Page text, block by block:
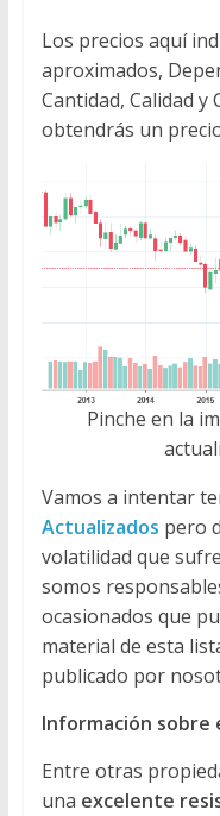
Los precios aquí
aproximados,
Cantidad, Calidad y
obtendrás un
Pinche en la
Vamos a intentar
Actualizados pero
volatilidad que
somos
ocasionados que
material de esta
publicado por
Información sobre
Entre otras
una excelente